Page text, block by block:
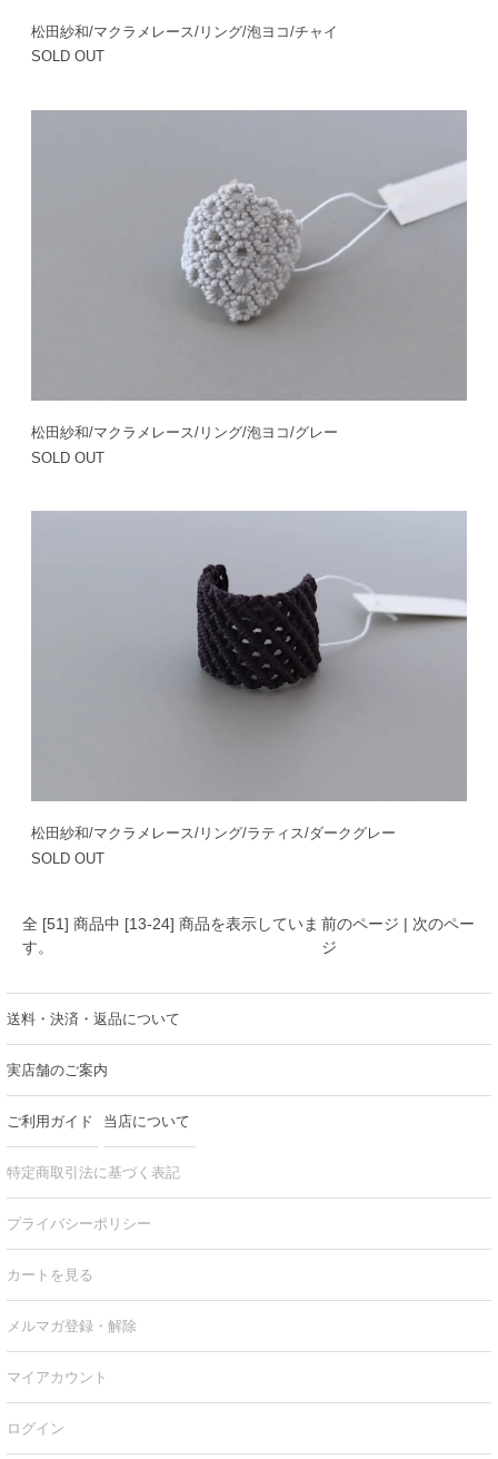
松田紗和/マクラメレース/リング/泡ヨコ/チャイ
SOLD OUT
松田紗和/マクラメレース/リング/泡ヨコ/グレー
SOLD OUT
松田紗和/マクラメレース/リング/ラティス/ダークグレー
SOLD OUT
全 [51] 商品中 [13-24] 商品を表示していま
す。
前のページ | 次のペー
ジ
送料・決済・返品について
実店舗のご案内
ご利用ガイド 当店について
特定商取引法に基づく表記
プライバシーポリシー
カートを見る
メルマガ登録・解除
マイアカウント
ログイン